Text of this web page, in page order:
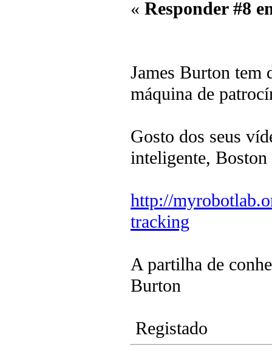
« Responder #8
James Burton tem
máquina de
Gosto dos seus
inteligente,
http://
tracking
A partilha de
Burton
Registado